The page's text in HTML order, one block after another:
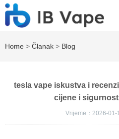
Home > Članak > Blog
tesla vape iskustva i
cijene i
Vrijeme：2026-01-